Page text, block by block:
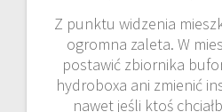
Z punktu widzenia
ogromna zaleta. W
postawić zbiornika
hydroboxa ani zmienić
nawet jeśli ktoś